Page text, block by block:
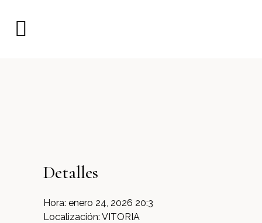
Detalles
Hora: enero 24, 2026 20:3
Localización: VITORIA